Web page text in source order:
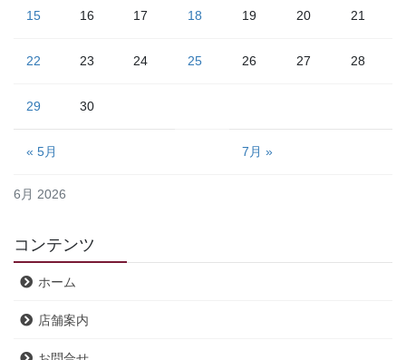
6月 2026
15 16 17 18 19 20 21
22 23 24 25 26 27 28
29 30
« 5月 7月 »
コンテンツ
ホーム
店舗案内